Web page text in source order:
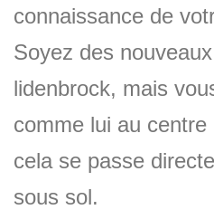
connaissance de
Soyez des
lidenbrock, mais
comme lui au
cela se passe
sous sol.